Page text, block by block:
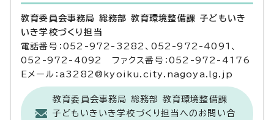
教育委員会事務局 総務部 教育環境整備課 子どもいき
いき学校づくり担当
電話番号：052-972-3282、052-972-4091、
052-972-4092 ファクス番号：052-972-4176
Eメール：a3282@kyoiku.city.nagoya.lg.jp
教育委員会事務局 総務部 教育環境整備課
子どもいきいき学校づくり担当へのお問い合